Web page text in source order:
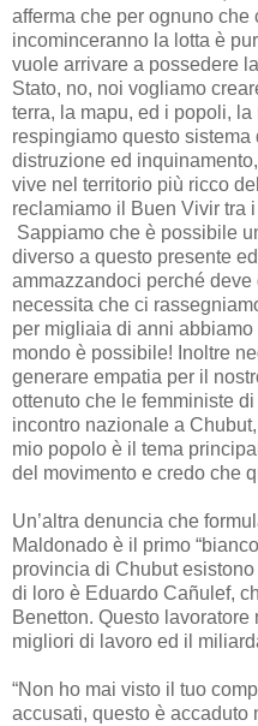
afferma che per ognuno che
incominceranno la lotta è
vuole arrivare a possedere
Stato, no, noi vogliamo
terra, la mapu, ed i popoli,
respingiamo questo
distruzione ed
vive nel territorio più ricco
reclamiamo il Buen Vivir tra
Sappiamo che è possibile
diverso a questo presente
ammazzandoci perché
necessita che ci
per migliaia di anni
mondo è possibile! Inoltre
generare empatia per il
ottenuto che le femministe
incontro nazionale a
mio popolo è il tema
del movimento e credo che
Un’altra denuncia che
Maldonado è il primo
provincia di Chubut
di loro è Eduardo Cañulef,
Benetton. Questo
migliori di lavoro ed il
“Non ho mai visto il tuo
accusati, questo è accaduto